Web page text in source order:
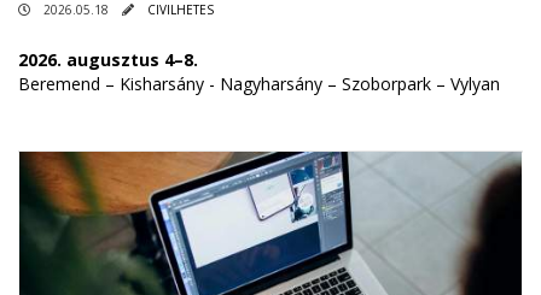
2026.05.18 CIVILHETES
2026. augusztus 4–8.
Beremend – Kisharsány - Nagyharsány – Szoborpark – Vylyan